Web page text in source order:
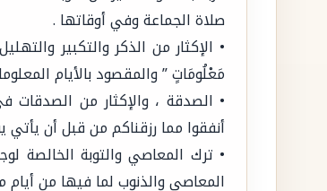
صلاة الجماعة وفي أوقاتها .
• الإكثار من الذكر والتكبير
مَعْلُومَاتٍ ” والمقصود بالأيام
• الصدقة ، والإكثار من الصدقات
أنفقوا مما رزقناكم من قبل أن يأتي
• ترك المعاصي والتوبة الخالصة
المعاصي والذنوب لما فيها من أيام